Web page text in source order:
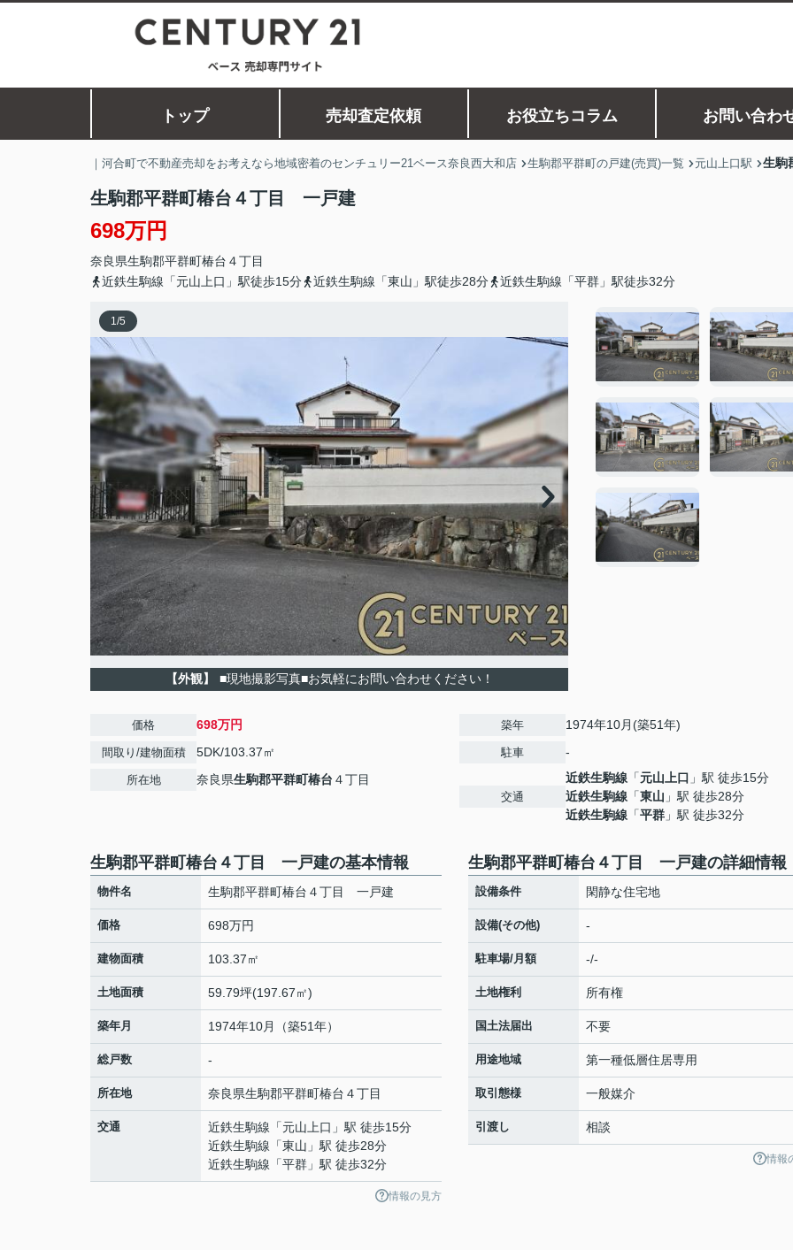
トップ 売却査定依頼 お役立ちコラム お問い合わ
｜河合町で不動産売却をお考えなら地域密着のセンチュリー21ベース奈良西大和店 生駒郡平群町の戸建(売買)一覧 元山上口駅 生駒
生駒郡平群町椿台４丁目 一戸建
698万円
奈良県生駒郡平群町椿台 ４丁目
近鉄生駒線「元山上口」駅徒歩15分
近鉄生駒線「東山」駅徒歩28分 近鉄生駒線「平群」駅徒歩32分
1/5
【外観】 ■現地撮影写真■お気軽にお問い合わせください！
価格 698万円
間取り/建物面積 5DK/103.37㎡
所在地 奈良県生駒郡平群町椿台 ４丁目
築年 1974年10月(築51年)
駐車 -
交通
近鉄生駒線 「元山上口 」駅 徒歩15分
近鉄生駒線 「東山 」駅 徒歩28分
近鉄生駒線 「平群 」駅 徒歩32分
生駒郡平群町椿台４丁目 一戸建の基本情報
物件名 生駒郡平群町椿台４丁目 一戸建
価格 698万円
建物面積 103.37㎡
土地面積 59.79坪(197.67㎡)
築年月 1974年10月（築51年）
総戸数 -
所在地 奈良県生駒郡平群町椿台 ４丁目
交通 近鉄生駒線 「元山上口 」駅 徒歩15分
近鉄生駒線 「東山 」駅 徒歩28分
近鉄生駒線 「平群 」駅 徒歩32分
情報の見方
生駒郡平群町椿台４丁目 一戸建の詳細情報
設備条件 閑静な住宅地
設備(その他) -
駐車場/月額 -/-
土地権利 所有権
国土法届出 不要
用途地域 第一種低層住居専用
取引態様 一般媒介
引渡し 相談
情報